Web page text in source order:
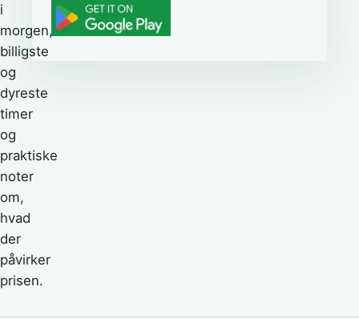
i
morgen,
billigste
og
dyreste
timer
og
praktiske
noter
om,
hvad
der
påvirker
prisen.